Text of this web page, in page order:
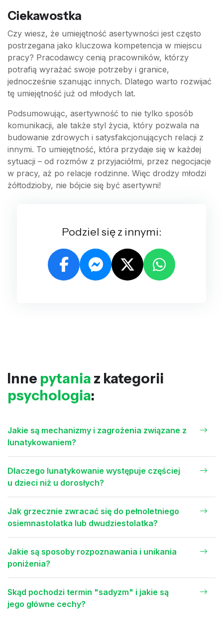
Ciekawostka
Czy wiesz, że umiejętność asertywności jest często
postrzegana jako kluczowa kompetencja w miejscu
pracy? Pracodawcy cenią pracowników, którzy
potrafią wyrażać swoje potrzeby i granice,
jednocześnie szanując innych. Dlatego warto rozwijać
tę umiejętność już od młodych lat.
Podsumowując, asertywność to nie tylko sposób
komunikacji, ale także styl życia, który pozwala na
budowanie zdrowych i satysfakcjonujących relacji z
innymi. To umiejętność, która przydaje się w każdej
sytuacji – od rozmów z przyjaciółmi, przez negocjacje
w pracy, aż po relacje rodzinne. Więc drodzy młodzi
żółtodzioby, nie bójcie się być asertywni!
Podziel się z innymi:
Inne pytania z kategorii
psychologia:
Jakie są mechanizmy i zagrożenia związane z
lunatykowaniem?
Dlaczego lunatykowanie występuje częściej
u dzieci niż u dorosłych?
Jak grzecznie zwracać się do pełnoletniego
osiemnastolatka lub dwudziestolatka?
Jakie są sposoby rozpoznawania i unikania
poniżenia?
Skąd pochodzi termin "sadyzm" i jakie są
jego główne cechy?